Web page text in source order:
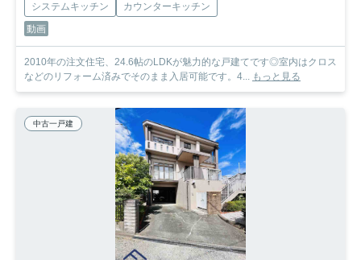
システムキッチン
カウンターキッチン
動画
2010年の注文住宅、24.6帖のLDKが魅力的な戸建てです◎室内はクロス
などのリフォーム済みでそのまま入居可能です。4... もっと見る
中古一戸建